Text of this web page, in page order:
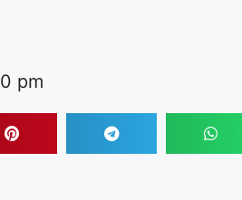
pm